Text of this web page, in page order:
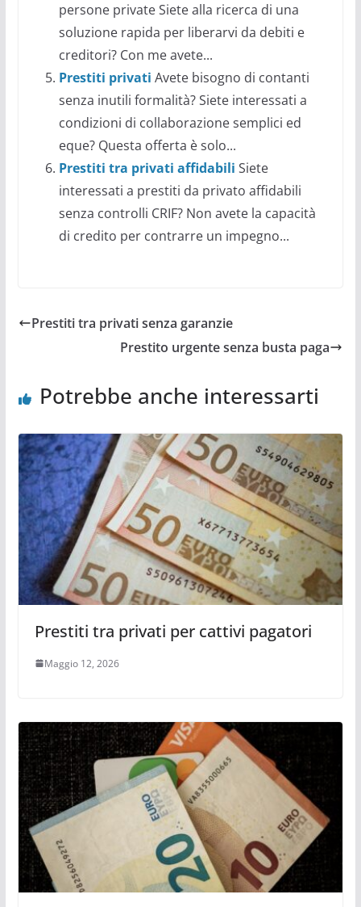
persone private Siete alla ricerca di una
soluzione rapida per liberarvi da debiti e
creditori? Con me avete...
Prestiti privati Avete bisogno di contanti
senza inutili formalità? Siete interessati a
condizioni di collaborazione semplici ed
eque? Questa offerta è solo...
Prestiti tra privati affidabili Siete
interessati a prestiti da privato affidabili
senza controlli CRIF? Non avete la capacità
di credito per contrarre un impegno...
Prestiti tra privati senza garanzie
Prestito urgente senza busta paga
Potrebbe anche interessarti
Prestiti tra privati per cattivi pagatori
Maggio 12, 2026